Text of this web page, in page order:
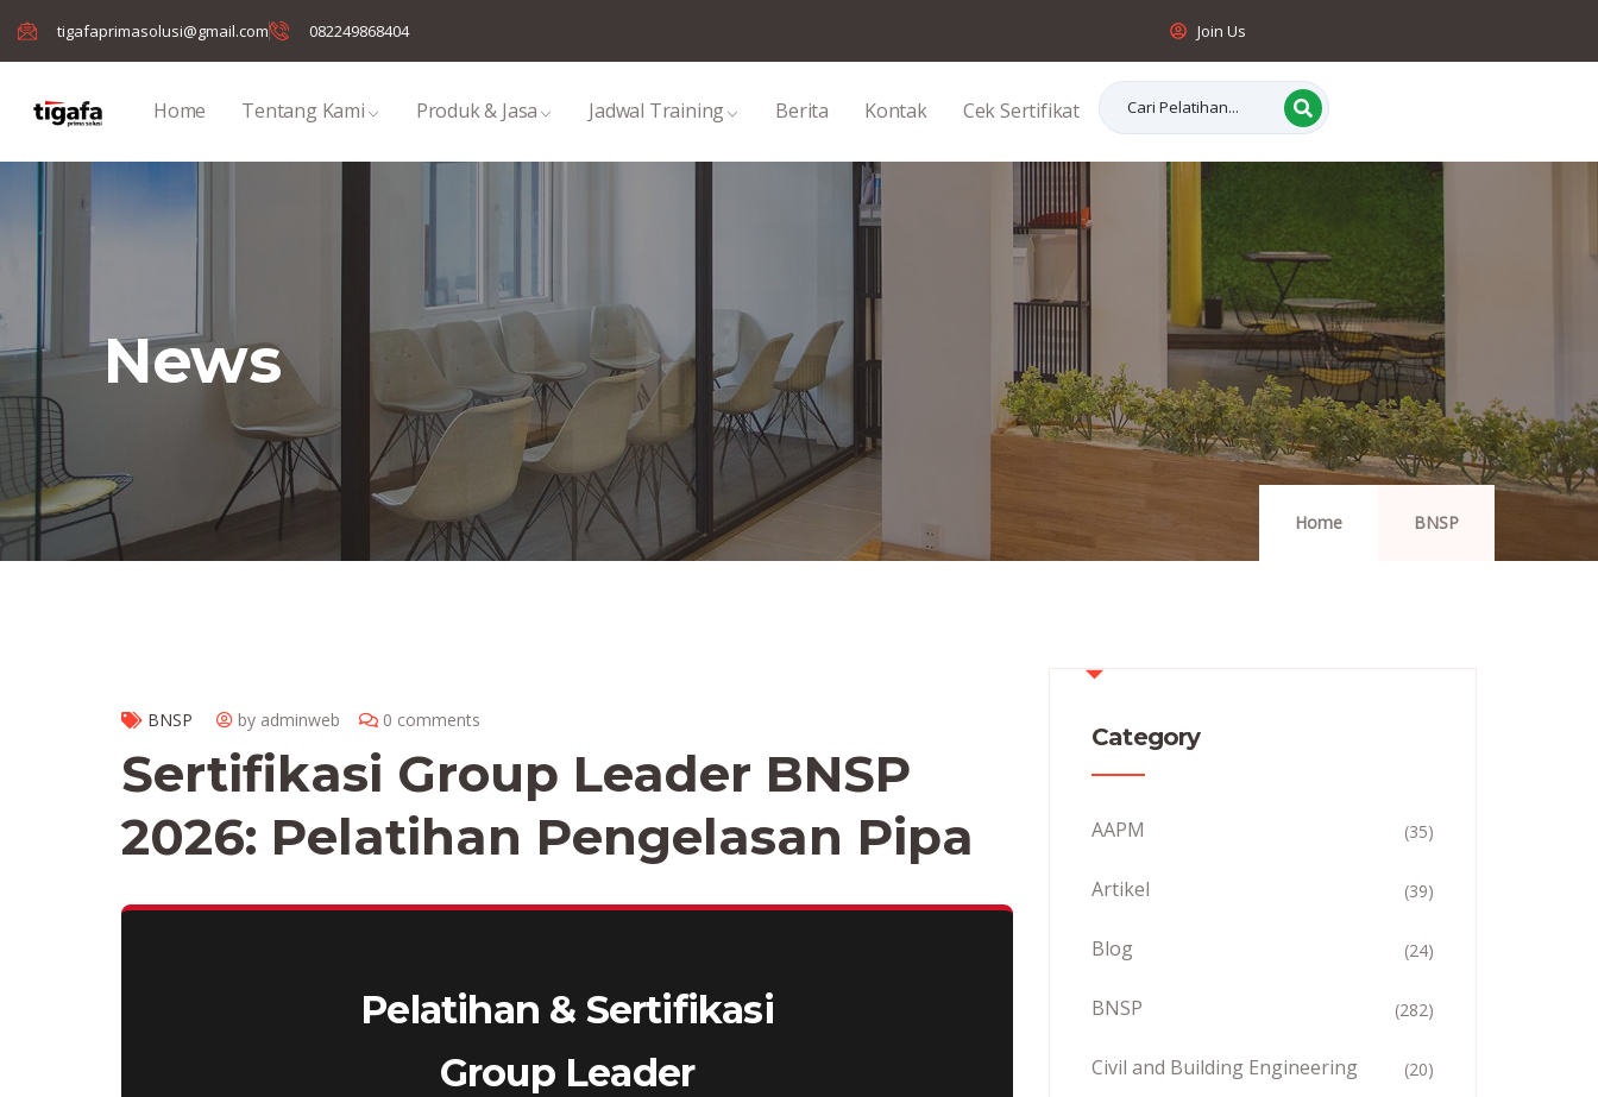
tigafaprimasolusi@gmail.com 082249868404 Join Us
Home Tentang Kami Produk & Jasa Jadwal Training Berita Kontak Cek Sertifikat
News
Home BNSP
BNSP by adminweb 0 comments
Sertifikasi Group Leader BNSP
2026: Pelatihan Pengelasan Pipa
Pelatihan & Sertifikasi
Group Leader
Category
AAPM (35)
Artikel (39)
Blog (24)
BNSP (282)
Civil and Building Engineering (20)